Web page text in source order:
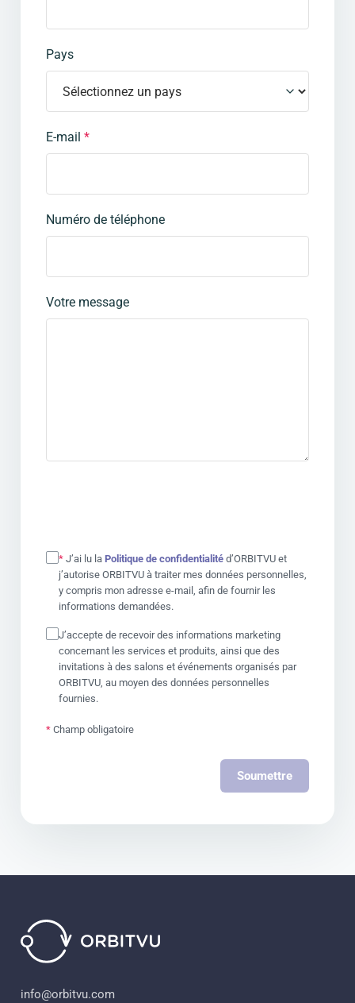
Pays
E-mail *
Numéro de téléphone
Votre message
* J’ai lu la Politique de confidentialité d’ORBITVU et
j’autorise ORBITVU à traiter mes données personnelles,
y compris mon adresse e-mail, afin de fournir les
informations demandées.
J’accepte de recevoir des informations marketing
concernant les services et produits, ainsi que des
invitations à des salons et événements organisés par
ORBITVU, au moyen des données personnelles
fournies.
* Champ obligatoire
Soumettre
info@orbitvu.com